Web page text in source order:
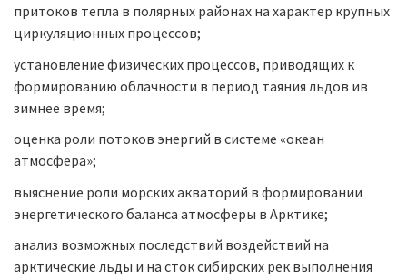
притоков тепла в полярных районах на характер крупных
циркуляционных процессов;
установление физических процессов, приводящих к
формированию облачности в период таяния льдов ив
зимнее время;
оценка роли потоков энергий в системе «океан
атмосфера»;
выяснение роли морских акваторий в формировании
энергетического баланса атмосферы в Арктике;
анализ возможных последствий воздействий на
арктические льды и на сток сибирских рек выполнения